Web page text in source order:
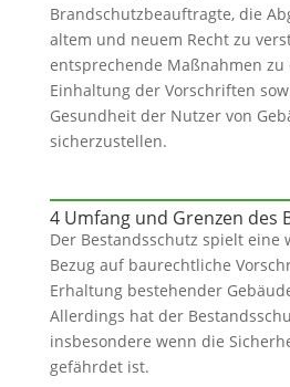
Brandschutzbeauftragte, die
altem und neuem Recht zu
entsprechende Maßnahmen
Einhaltung der Vorschriften
Gesundheit der Nutzer von
sicherzustellen.
4 Umfang und Grenzen des
Der Bestandsschutz spielt eine
Bezug auf baurechtliche
Erhaltung bestehender
Allerdings hat der
insbesondere wenn die
gefährdet ist.